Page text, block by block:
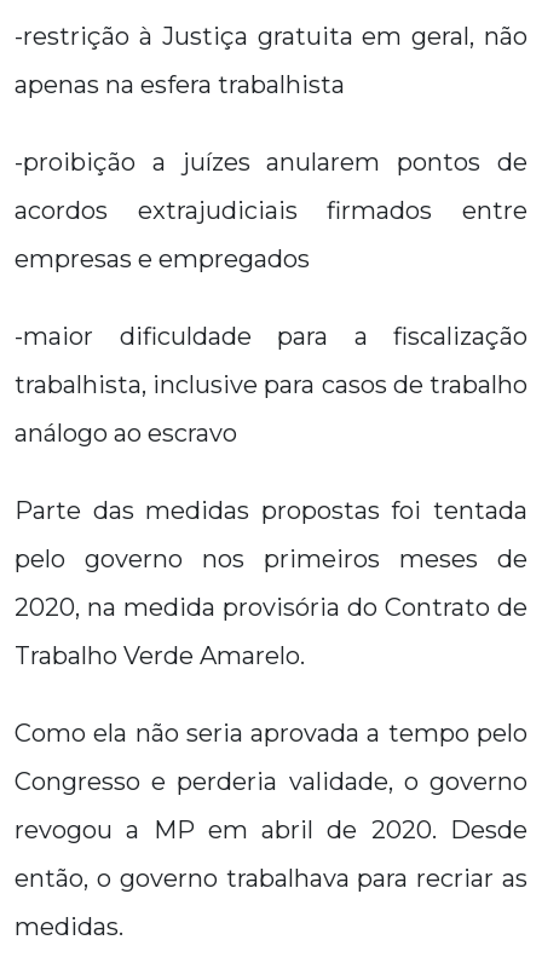
-restrição à Justiça gratuita em geral, não
apenas na esfera trabalhista
-proibição a juízes anularem pontos de
acordos extrajudiciais firmados entre
empresas e empregados
-maior dificuldade para a fiscalização
trabalhista, inclusive para casos de trabalho
análogo ao escravo
Parte das medidas propostas foi tentada
pelo governo nos primeiros meses de
2020, na medida provisória do Contrato de
Trabalho Verde Amarelo.
Como ela não seria aprovada a tempo pelo
Congresso e perderia validade, o governo
revogou a MP em abril de 2020. Desde
então, o governo trabalhava para recriar as
medidas.